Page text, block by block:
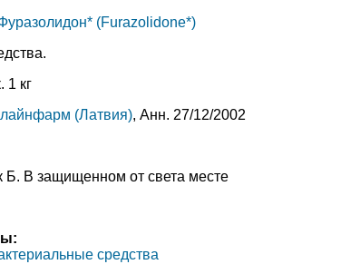
(Furazolidone*)
1 кг
(Латвия), Анн. 27/12/2002
Б. В защищенном от света месте
средства